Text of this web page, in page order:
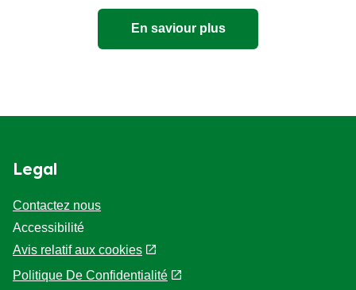
En saviour plus
Legal
Contactez nous
Accessibilité
Avis relatif aux cookies
Politique De Confidentialité